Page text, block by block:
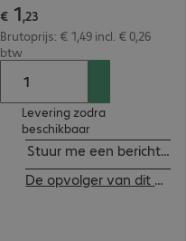
€ 1,23
Brutoprijs: € 1,49 incl. € 0,26
btw
Levering zodra
beschikbaar
Stuur me een bericht
De opvolger van dit product bekijken